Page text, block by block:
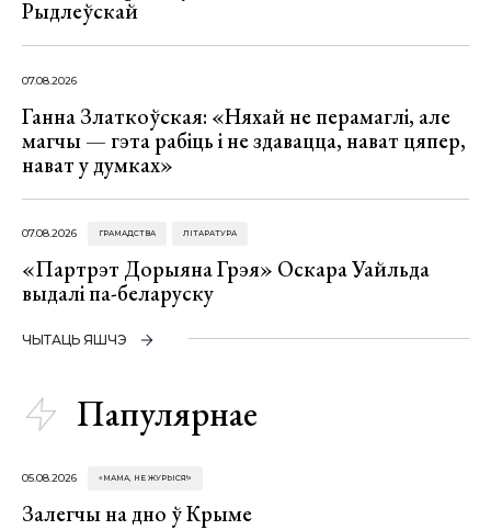
Рыдлеўскай
07.08.2026
Ганна Златкоўская: «Няхай не перамаглі, але
магчы — гэта рабіць і не здавацца, нават цяпер,
нават у думках»
07.08.2026 ГРАМАДСТВА ЛІТАРАТУРА
«Партрэт Дорыяна Грэя» Оскара Уайльда
выдалі па-беларуску
ЧЫТАЦЬ ЯШЧЭ
Папулярнае
05.08.2026 «МАМА, НЕ ЖУРЫСЯ!»
Залегчы на дно ў Крыме